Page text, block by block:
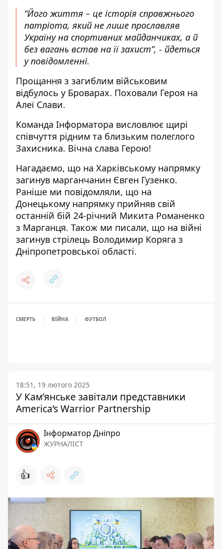
“Його життя – це історія справжнього
патріота, який не лише прославляв
Україну на спортивних майданчиках, а й
без вагань встав на її захист”, - йдеться
у повідомленні.
Прощання з загиблим військовим
відбулось у Броварах. Поховали Героя на
Алеї Слави.
Команда Інформатора висловлює щирі
співчуття рідним та близьким полеглого
Захисника. Вічна слава Герою!
Нагадаємо, що на Харківському напрямку
загинув марганчанин Євген Гузенко.
Раніше ми повідомляли, що на
Донецькому напрямку прийняв свій
останній бій 24-річний Микита Романенко
з Марганця. Також ми писали, що на війні
загинув стрілець Володимир Коряга з
Дніпропетровської області.
СМЕРТЬ ВІЙНА ФУТБОЛ
18:51, 19 лютого 2025
У Кам’янське завітали представники
America’s Warrior Partnership
Інформатор Дніпро
ЖУРНАЛІСТ
👍